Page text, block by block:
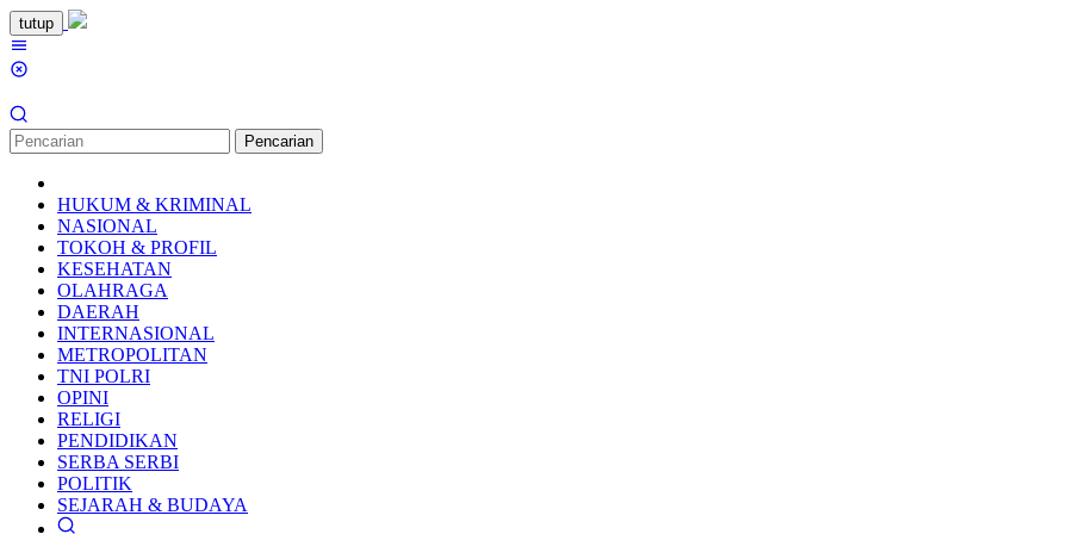
Loncat
ke
konten
tutup
Pencarian
HUKUM & KRIMINAL
NASIONAL
TOKOH & PROFIL
KESEHATAN
OLAHRAGA
DAERAH
INTERNASIONAL
METROPOLITAN
TNI POLRI
OPINI
RELIGI
PENDIDIKAN
SERBA SERBI
POLITIK
SEJARAH & BUDAYA